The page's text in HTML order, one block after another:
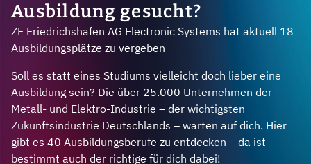
Ausbildung gesucht?
ZF Friedrichshafen AG Electronic Systems hat aktuell 18
Ausbildungsplätze zu vergeben
Soll es statt eines Studiums vielleicht doch lieber eine
Ausbildung sein? Die über 25.000 Unternehmen der
Metall- und Elektro-Industrie – der wichtigsten
Zukunftsindustrie Deutschlands – warten auf dich. Hier
gibt es 40 Ausbildungsberufe zu entdecken – da ist
bestimmt auch der richtige für dich dabei!